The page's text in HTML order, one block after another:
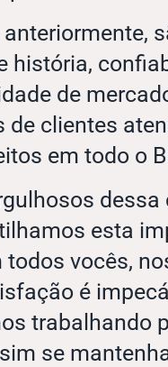
história,
de
de clientes
em todo o
dessa
esta
todos vocês,
é
trabalhando
se